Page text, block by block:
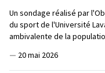
Un sondage réalisé par
du sport de l'Université
ambivalente de la
— 20 mai 2026